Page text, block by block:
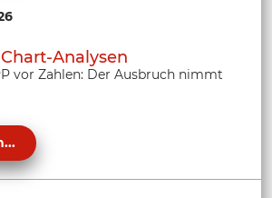
Analysen
vor Zahlen: Der Ausbruch nimmt